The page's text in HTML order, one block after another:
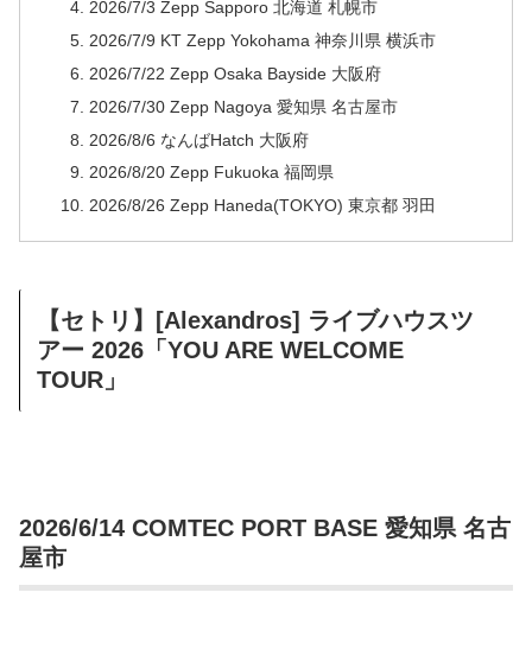
2026/7/3 Zepp Sapporo 北海道 札幌市
2026/7/9 KT Zepp Yokohama 神奈川県 横浜市
2026/7/22 Zepp Osaka Bayside 大阪府
2026/7/30 Zepp Nagoya 愛知県 名古屋市
2026/8/6 なんばHatch 大阪府
2026/8/20 Zepp Fukuoka 福岡県
2026/8/26 Zepp Haneda(TOKYO) 東京都 羽田
【セトリ】[Alexandros] ライブハウスツ
アー 2026「YOU ARE WELCOME
TOUR」
2026/6/14 COMTEC PORT BASE 愛知県 名古
屋市